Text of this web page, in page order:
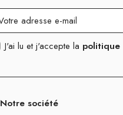
J'ai lu et j'accepte la
Notre société